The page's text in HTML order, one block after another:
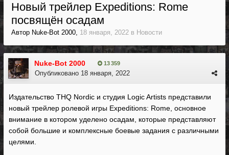
Новый трейлер Expeditions: Rome
посвящён осадам
Автор Nuke-Bot 2000, 18 января, 2022 в Новости
Nuke-Bot 2000 13 359
Опубликовано 18 января, 2022
Издательство THQ Nordic и студия Logic Artists представили
новый трейлер ролевой игры Expeditions: Rome, основное
внимание в котором уделено осадам, которые представляют
собой большие и комплексные боевые задания с различными
целями.